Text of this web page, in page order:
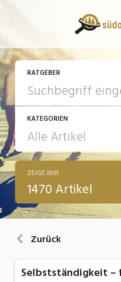
RATGEBER
KATEGORIEN
13 Fragen - 13
Arbeit
ZEIGE MIR
1470 Artikel
Zurück
Selbstständigkeit